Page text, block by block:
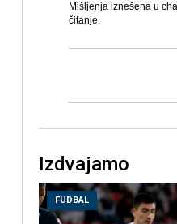
Mišljenja iznešena u
čitanje.
Izdvajamo
FUDBAL